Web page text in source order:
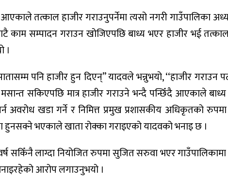
तत्काल हाजीर गराउनुपर्नेमा त्यसो नगरी गाउँपालिका
काम सम्पादन गराउन खोजिएपछि बाध्य भएर हाजीर भई
।
पनि हाजीर हुन दिएन्” यादवले भन्नुभयो, ‘‘हाजीर
सकिएपछि मात्र हाजीर गराउने भन्दै पन्छिँदै आएकाले
अवरोध खडा गर्ने र निमित्त प्रमुख प्रशासकीय अधिकृतको
भएकाले खाता रोक्का गराइएको यादवको भनाइ छ ।
सकिँनै लाग्दा नियोजित रुपमा सुजित सरुवा भएर
आरोप लगाउनुभयो ।